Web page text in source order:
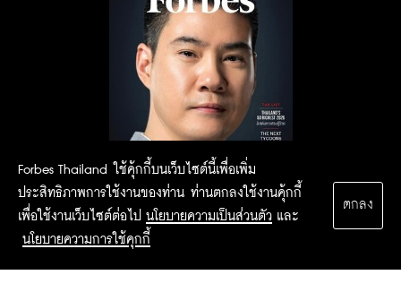
Forbes Thailand ใช้คุ้กกี้บนเว็บไซต์นี้เพื่อเพิ่ม
ประสิทธิภาพการใช้งานของท่าน ท่านตกลงใช้งานคุ้กกี้
เพื่อใช้งานเว็บไซต์ต่อไป นโยบายความเป็นส่วนตัว และ
นโยบายความการใช้คุกกี้
ตกลง
2015 Forbesthailand.com ALL RIGHTS RESERVED